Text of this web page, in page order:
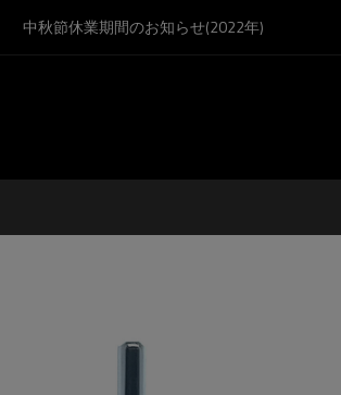
中秋節休業期間のお知らせ(2022年)